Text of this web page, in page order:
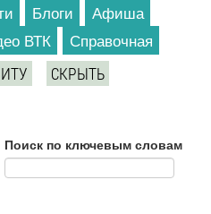
Блоги
Афиша
ВТК Справочная
СКРЫТЬ
Поиск по ключевым словам